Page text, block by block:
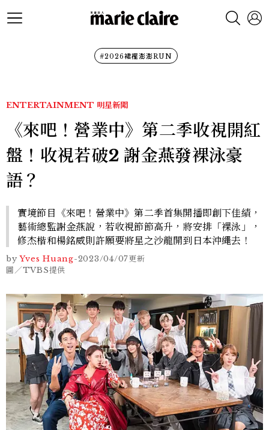
#2026裙襬澎澎RUN
ENTERTAINMENT 明星新聞
《來吧！營業中》第二季收視開紅
盤！收視若破2 謝金燕發裸泳豪
語？
實境節目《來吧！營業中》第二季首集開播即創下佳績，
藝術總監謝金燕說，若收視節節高升，將安排「裸泳」，
修杰楷和楊銘威則許願要將星之沙龍開到日本沖繩去！
by Yves Huang-2023/04/07更新
圖／TVBS提供